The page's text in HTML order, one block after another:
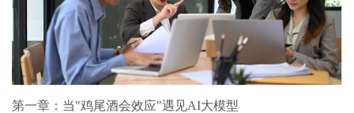
第一章：当"鸡尾酒会效应"遇见AI大模型